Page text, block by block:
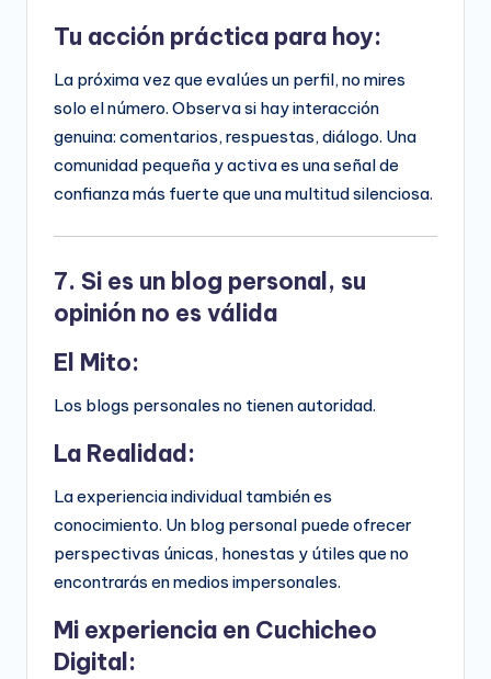
Tu acción práctica para hoy:
La próxima vez que evalúes un perfil, no mires
solo el número. Observa si hay interacción
genuina: comentarios, respuestas, diálogo. Una
comunidad pequeña y activa es una señal de
confianza más fuerte que una multitud silenciosa.
7. Si es un blog personal, su
opinión no es válida
El Mito:
Los blogs personales no tienen autoridad.
La Realidad:
La experiencia individual también es
conocimiento. Un blog personal puede ofrecer
perspectivas únicas, honestas y útiles que no
encontrarás en medios impersonales.
Mi experiencia en Cuchicheo
Digital: